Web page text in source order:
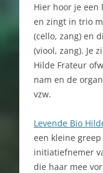
Hier hoor je een
en zingt in trio
(cello, zang) en
(viool, zang). Je
Hilde Frateur
nam en de
vzw.
Levende Bio
een kleine
initiatiefnemer
die haar mee